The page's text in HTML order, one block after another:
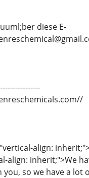
diese E-
align:
align: inherit;">We
you, so we have a lot